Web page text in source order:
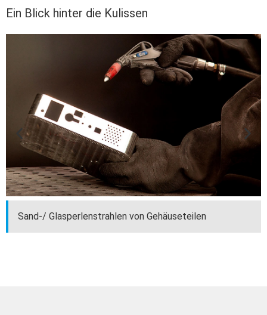
Ein Blick hinter die Kulissen
Sand-/ Glasperlenstrahlen von Gehäuseteilen